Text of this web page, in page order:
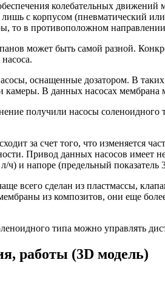
колебательных
лишь с корпусом (пневматический
то в противоположном
может быть самой разной.
оснащенные дозатором. В
В данных насосах мембрана
получили насосы
за счет того, что изменяется
Привод данных насосов имеет
ч) и напоре (предельный показатель
всего сделан из пластмассы,
из композитов, они еще
типа можно управлять
работы (3D модель)